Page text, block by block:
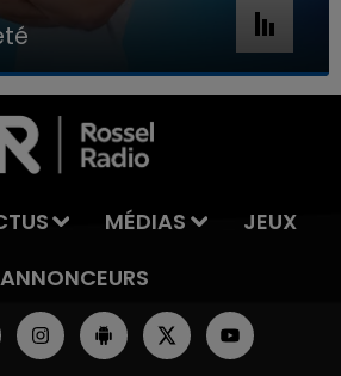
L'ÉTÉ
MÉDIAS
JEUX
ANNONCEURS